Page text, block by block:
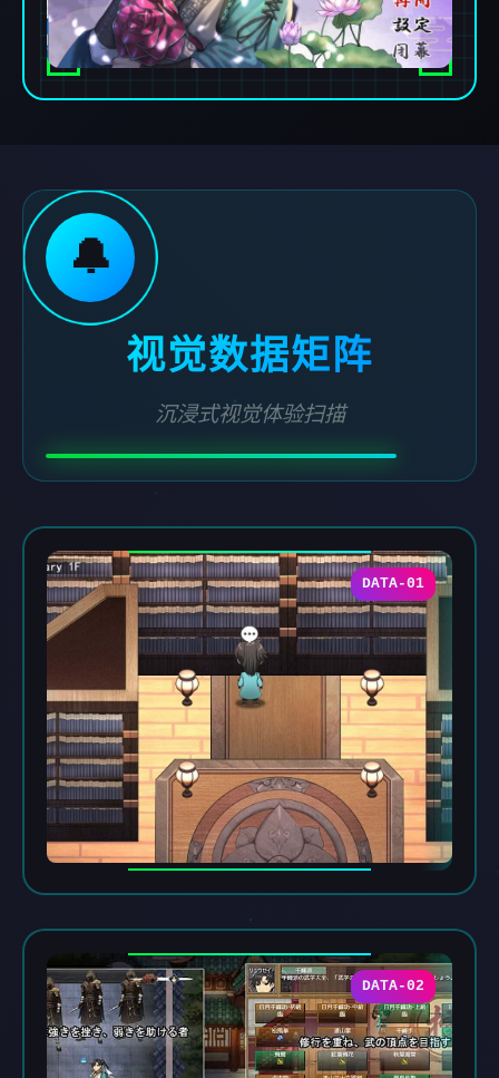
🔔
视觉数据矩阵
沉浸式视觉体验扫描
DATA-01
DATA-02